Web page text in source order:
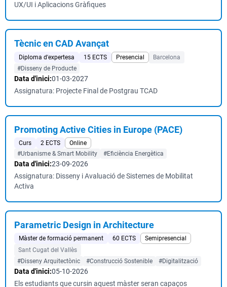
UX/UI i Aplicacions Gràfiques
Tècnic en CAD Avançat
Diploma d'expertesa 15 ECTS Presencial
Barcelona
#Disseny de Producte
Data d'inici:01-03-2027
Assignatura: Projecte Final de Postgrau TCAD
Promoting Active Cities in Europe (PACE)
Curs 2 ECTS
Online
#Urbanisme & Smart Mobility
#Eficiència Energètica
Data d'inici:23-09-2026
Assignatura: Disseny i Avaluació de Sistemes de Mobilitat
Activa
Parametric Design in Architecture
Màster de formació permanent 60 ECTS
Semipresencial
Sant Cugat del Vallès
#Disseny Arquitectònic
#Construcció Sostenible #Digitalització
Data d'inici:05-10-2026
Els estudiants que cursin aquest màster seran capaços